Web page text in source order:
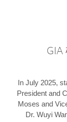
In July 2025,
President and
Moses and
Dr. Wuyi